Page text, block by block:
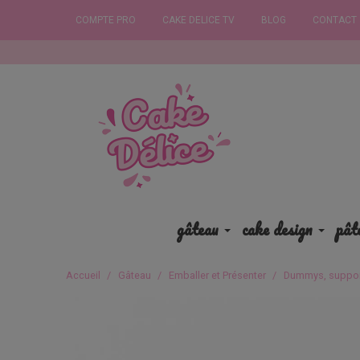
COMPTE PRO CAKE DELICE TV BLOG CONTACT
gâteau cake design
Accueil Gâteau Emballer et Présenter Dummys,